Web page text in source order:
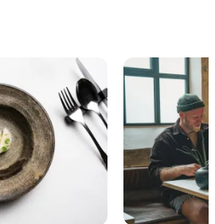
gastronomiske guideGuide: 4